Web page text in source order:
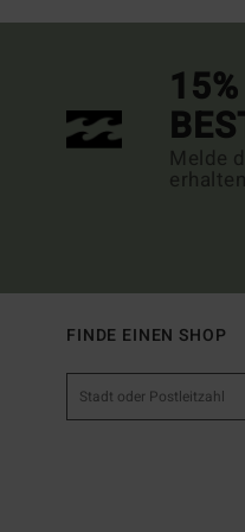
Melde
FINDE EINEN SHOP